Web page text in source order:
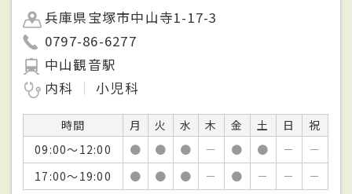
兵庫県宝塚市中山寺1-17-3
0797-86-6277
中山観音駅
内科
小児科
時間 月 火 水 木 金 土 日
祝
09:00～12:00
● ● ● － ● ● －
－
17:00～19:00
● ● ● － ● － －
－